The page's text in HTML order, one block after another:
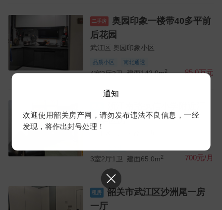
二手房
后花园
武江区 奥园印象小区
品质小区 南北通透
4室2厅2卫建面142.0m2 85.0万元
景学区房
3室2厅1卫 建面65.0m2 700元/月
租房
一厅
通知
欢迎使用韶关房产网，请勿发布违法不良信息，一经
发现，将作出封号处理！